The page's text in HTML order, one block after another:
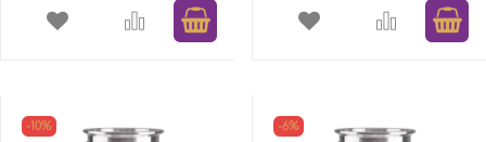
-10% -6%